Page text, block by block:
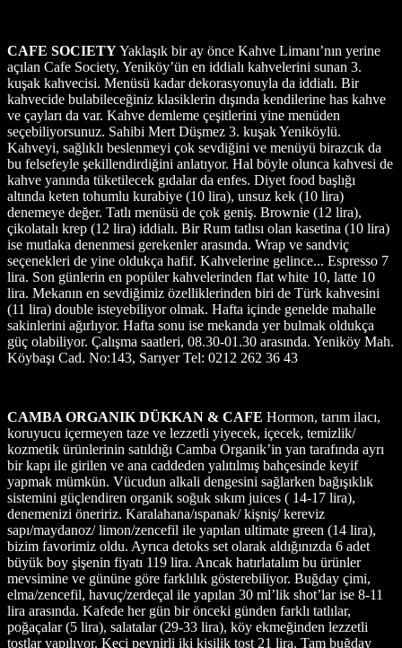
CAFE SOCIETYYaklaşık bir ay önce Kahve Limanı’nın yerine
açılan Cafe Society, Yeniköy’ün en iddialı kahvelerini sunan 3.
kuşak kahvecisi. Menüsü kadar dekorasyonuyla da iddialı. Bir
kahvecide bulabileceğiniz klasiklerin dışında kendilerine has kahve
ve çayları da var. Kahve demleme çeşitlerini yine menüden
seçebiliyorsunuz. Sahibi Mert Düşmez 3. kuşak Yeniköylü.
Kahveyi, sağlıklı beslenmeyi çok sevdiğini ve menüyü birazcık da
bu felsefeyle şekillendirdiğini anlatıyor. Hal böyle olunca kahvesi de
kahve yanında tüketilecek gıdalar da enfes. Diyet food başlığı
altında keten tohumlu kurabiye (10 lira), unsuz kek (10 lira)
denemeye değer. Tatlı menüsü de çok geniş. Brownie (12 lira),
çikolatalı krep (12 lira) iddialı. Bir Rum tatlısı olan kasetina (10 lira)
ise mutlaka denenmesi gerekenler arasında. Wrap ve sandviç
seçenekleri de yine oldukça hafif. Kahvelerine gelince... Espresso 7
lira. Son günlerin en popüler kahvelerinden flat white 10, latte 10
lira. Mekanın en sevdiğimiz özelliklerinden biri de Türk kahvesini
(11 lira) double isteyebiliyor olmak. Hafta içinde genelde mahalle
sakinlerini ağırlıyor. Hafta sonu ise mekanda yer bulmak oldukça
güç olabiliyor. Çalışma saatleri, 08.30-01.30 arasında. Yeniköy Mah.
Köybaşı Cad. No:143, Sarıyer Tel: 0212 262 36 43
CAMBA ORGANIK DÜKKAN & CAFE Hormon, tarım ilacı,
koruyucu içermeyen taze ve lezzetli yiyecek, içecek, temizlik/
kozmetik ürünlerinin satıldığı Camba Organik’in yan tarafında ayrı
bir kapı ile girilen ve ana caddeden yalıtılmış bahçesinde keyif
yapmak mümkün. Vücudun alkali dengesini sağlarken bağışıklık
sistemini güçlendiren organik soğuk sıkım juices ( 14-17 lira),
denemenizi öneririz. Karalahana/ıspanak/ kişniş/ kereviz
sapı/maydanoz/ limon/zencefil ile yapılan ultimate green (14 lira),
bizim favorimiz oldu. Ayrıca detoks set olarak aldığınızda 6 adet
büyük boy şişenin fiyatı 119 lira. Ancak hatırlatalım bu ürünler
mevsimine ve gününe göre farklılık gösterebiliyor. Buğday çimi,
elma/zencefil, havuç/zerdeçal ile yapılan 30 ml’lik shot’lar ise 8-11
lira arasında. Kafede her gün bir önceki günden farklı tatlılar,
poğaçalar (5 lira), salatalar (29-33 lira), köy ekmeğinden lezzetli
tostlar yapılıyor. Keçi peynirli iki kişilik tost 21 lira. Tam buğday